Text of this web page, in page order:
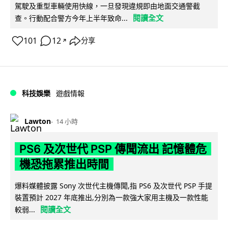
駕駛及重型車輛使用快線，一旦發現違規即由地面交通警截
查。行動配合警方今年上半年致命...
閱讀全文
101 12 ↗ 分享
科技娛樂 遊戲情報
Lawton 14 小時
PS6 及次世代 PSP 傳聞流出 記憶體危
機恐拖累推出時間
爆料媒體披露 Sony 次世代主機傳聞,指 PS6 及次世代 PSP 手提
裝置預計 2027 年底推出,分別為一款強大家用主機及一款性能
較弱...
閱讀全文